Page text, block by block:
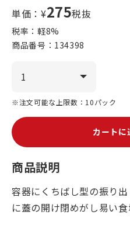
単価：¥275税抜
税率：軽8%
商品番号： 134398
※注文可能な上限数：10パック
カートに
商品説明
容器にくちばし型の振り
に蓋の開け閉めがし易い食